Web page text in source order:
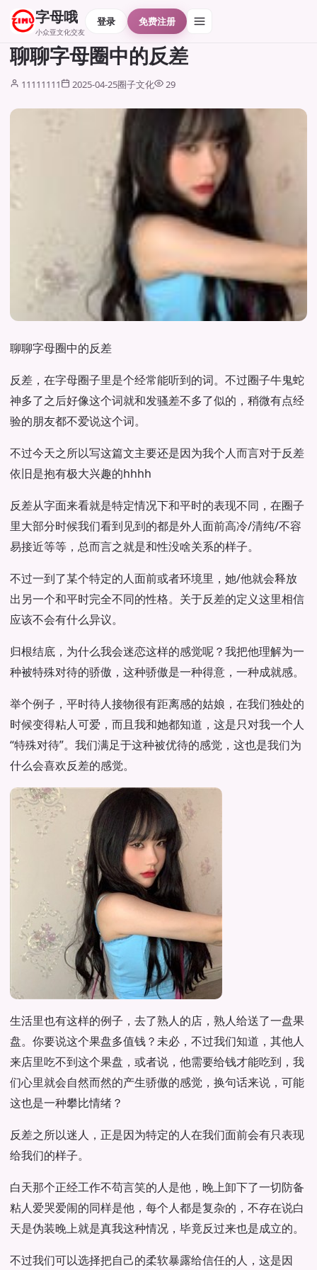
字母哦
小众亚文化交友
登录 免费注册
聊聊字母圈中的反差
11111111 2025-04-25圈子文化 29
聊聊字母圈中的反差
反差，在字母圈子里是个经常能听到的词。不过圈子牛鬼蛇
神多了之后好像这个词就和发骚差不多了似的，稍微有点经
验的朋友都不爱说这个词。
不过今天之所以写这篇文主要还是因为我个人而言对于反差
依旧是抱有极大兴趣的hhhh
反差从字面来看就是特定情况下和平时的表现不同，在圈子
里大部分时候我们看到见到的都是外人面前高冷/清纯/不容
易接近等等，总而言之就是和性没啥关系的样子。
不过一到了某个特定的人面前或者环境里，她/他就会释放
出另一个和平时完全不同的性格。关于反差的定义这里相信
应该不会有什么异议。
归根结底，为什么我会迷恋这样的感觉呢？我把他理解为一
种被特殊对待的骄傲，这种骄傲是一种得意，一种成就感。
举个例子，平时待人接物很有距离感的姑娘，在我们独处的
时候变得粘人可爱，而且我和她都知道，这是只对我一个人
“特殊对待”。我们满足于这种被优待的感觉，这也是我们为
什么会喜欢反差的感觉。
生活里也有这样的例子，去了熟人的店，熟人给送了一盘果
盘。你要说这个果盘多值钱？未必，不过我们知道，其他人
来店里吃不到这个果盘，或者说，他需要给钱才能吃到，我
们心里就会自然而然的产生骄傲的感觉，换句话来说，可能
这也是一种攀比情绪？
反差之所以迷人，正是因为特定的人在我们面前会有只表现
给我们的样子。
白天那个正经工作不苟言笑的人是他，晚上卸下了一切防备
粘人爱哭爱闹的同样是他，每个人都是复杂的，不存在说白
天是伪装晚上就是真我这种情况，毕竟反过来也是成立的。
不过我们可以选择把自己的柔软暴露给信任的人，这是因